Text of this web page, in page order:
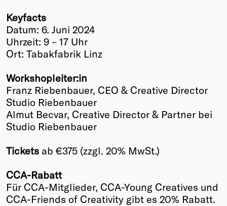
Keyfacts
Datum: 6. Juni 2024
Uhrzeit: 9 – 17 Uhr
Ort: Tabakfabrik Linz
Workshopleiter:in
Franz Riebenbauer, CEO & Creative Director
Studio Riebenbauer
Almut Becvar, Creative Director & Partner bei
Studio Riebenbauer
Tickets ab €375 (zzgl. 20% MwSt.)
CCA-Rabatt
Für CCA-Mitglieder, CCA-Young Creatives und
CCA-Friends of Creativity gibt es 20% Rabatt.